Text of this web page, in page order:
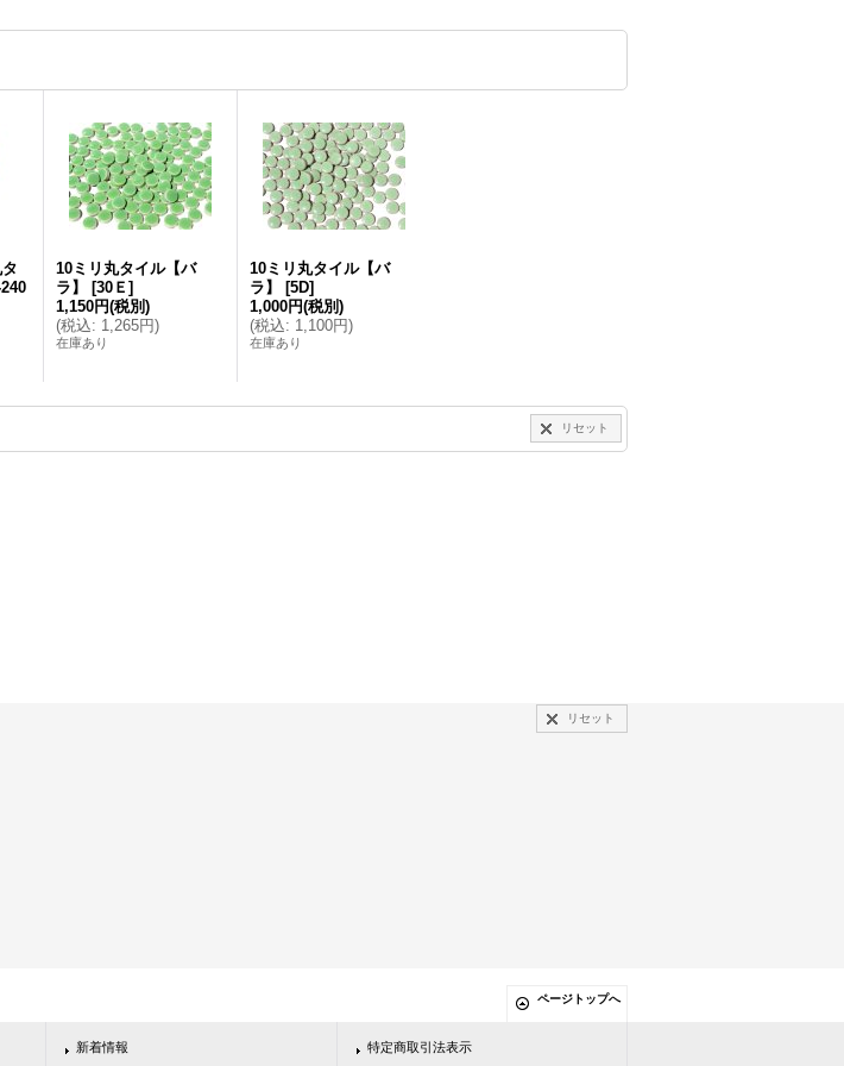
10ミリ丸タイル【バ
ラ】
[30Ｅ ]
1,150円(税別)
(税込: 1,265円)
在庫あり
10ミリ丸タイル【バ
ラ】
[5D]
1,000円(税別)
(税込: 1,100円)
在庫あり
リセット
リセット
ページトップへ
新着情報
特定商取引法表示